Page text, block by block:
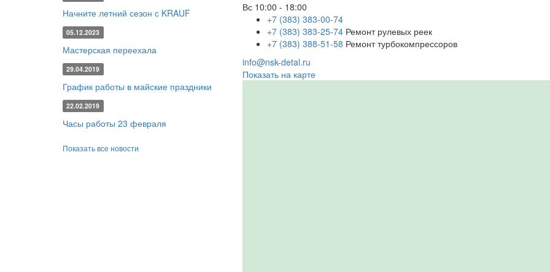
Начните летний сезон с KRAUF
05.12.2023
Мастерская переехала
29.04.2019
График работы в майские праздники
22.02.2019
Часы работы 23 февраля
Показать все новости
Вс 10:00 - 18:00
+7 (383) 383-00-74
+7 (383) 383-25-74 Ремонт рулевых реек
+7 (383) 388-51-58 Ремонт турбокомпрессоров
info@nsk-detal.ru
Показать на карте